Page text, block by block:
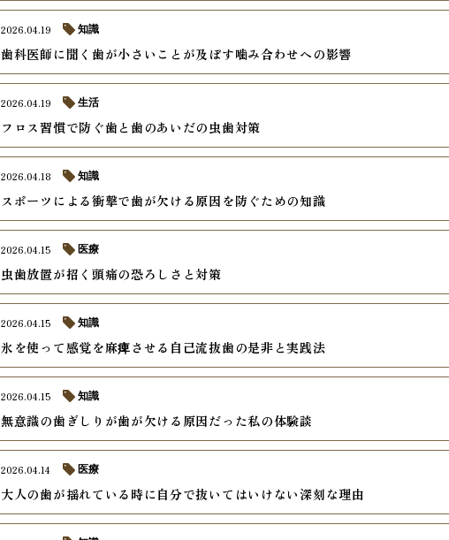
歯科医師に聞く歯が小さいことが及ぼす噛み合わせへの影響
2026.04.19 知識
フロス習慣で防ぐ歯と歯のあいだの虫歯対策
2026.04.19 生活
スポーツによる衝撃で歯が欠ける原因を防ぐための知識
2026.04.18 知識
虫歯放置が招く頭痛の恐ろしさと対策
2026.04.15 医療
氷を使って感覚を麻痺させる自己流抜歯の是非と実践法
2026.04.15 知識
無意識の歯ぎしりが歯が欠ける原因だった私の体験談
2026.04.15 知識
大人の歯が揺れている時に自分で抜いてはいけない深刻な理由
2026.04.14 医療